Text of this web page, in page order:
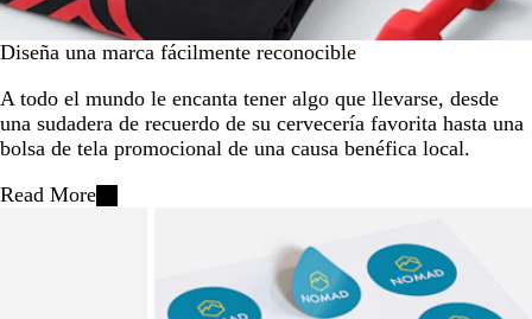
Diseña una marca fácilmente reconocible
A todo el mundo le encanta tener algo que llevarse, desde
una sudadera de recuerdo de su cervecería favorita hasta una
bolsa de tela promocional de una causa benéfica local.
Read More